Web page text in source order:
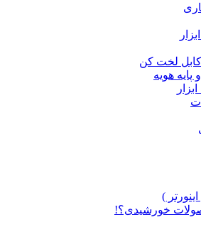
لخت کن
پایه هویه
)
خورشیدی؟!